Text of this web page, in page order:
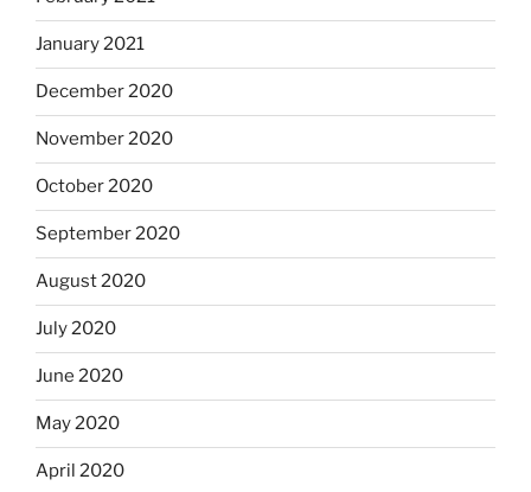
January 2021
December 2020
November 2020
October 2020
September 2020
August 2020
July 2020
June 2020
May 2020
April 2020